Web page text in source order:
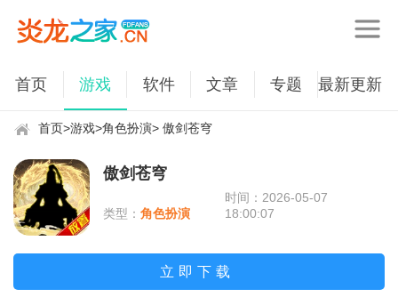
首页 游戏 软件 文章 专题 最新更新
首页>游戏>角色扮演> 傲剑苍穹
傲剑苍穹
类型： 角色扮演
时间：2026-05-07
18:00:07
立即下载